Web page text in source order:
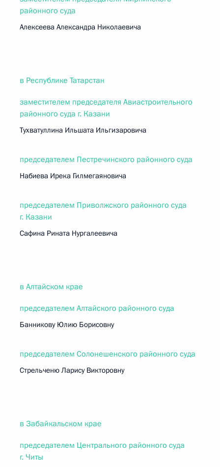
районного суда
Алексеева Александра Николаевича
в Республике Татарстан
заместителем председателя Авиастроительного
районного суда г. Казани
Тухватуллина Ильшата Ильгизаровича
председателем Пестречинского районного суда
Набиева Ирека Гилмегаяновича
председателем Приволжского районного суда
г. Казани
Сафина Рината Нургалеевича
в Алтайском крае
председателем Алтайского районного суда
Банникову Юлию Борисовну
председателем Солонешенского районного суда
Стрельченю Ларису Викторовну
в Забайкальском крае
председателем Центрального районного суда
г. Читы